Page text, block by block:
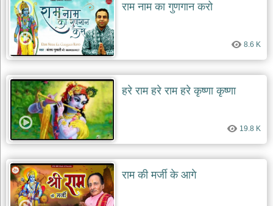
राम नाम का गुणगान करो
8.6 K
हरे राम हरे राम हरे कृष्णा कृष्णा
19.8 K
राम की मर्जी के आगे